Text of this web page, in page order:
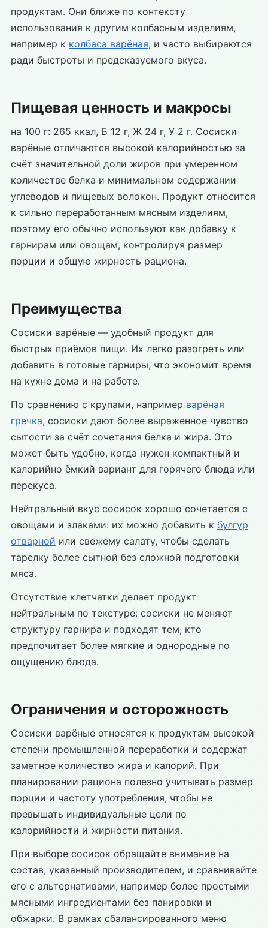
продуктам. Они ближе по контексту
использования к другим колбасным изделиям,
например к колбаса варёная, и часто выбираются
ради быстроты и предсказуемого вкуса.
Пищевая ценность и макросы
на 100 г: 265 ккал, Б 12 г, Ж 24 г, У 2 г. Сосиски
варёные отличаются высокой калорийностью за
счёт значительной доли жиров при умеренном
количестве белка и минимальном содержании
углеводов и пищевых волокон. Продукт относится
к сильно переработанным мясным изделиям,
поэтому его обычно используют как добавку к
гарнирам или овощам, контролируя размер
порции и общую жирность рациона.
Преимущества
Сосиски варёные — удобный продукт для
быстрых приёмов пищи. Их легко разогреть или
добавить в готовые гарниры, что экономит время
на кухне дома и на работе.
По сравнению с крупами, например варёная
гречка, сосиски дают более выраженное чувство
сытости за счёт сочетания белка и жира. Это
может быть удобно, когда нужен компактный и
калорийно ёмкий вариант для горячего блюда или
перекуса.
Нейтральный вкус сосисок хорошо сочетается с
овощами и злаками: их можно добавить к булгур
отварной или свежему салату, чтобы сделать
тарелку более сытной без сложной подготовки
мяса.
Отсутствие клетчатки делает продукт
нейтральным по текстуре: сосиски не меняют
структуру гарнира и подходят тем, кто
предпочитает более мягкие и однородные по
ощущению блюда.
Ограничения и осторожность
Сосиски варёные относятся к продуктам высокой
степени промышленной переработки и содержат
заметное количество жира и калорий. При
планировании рациона полезно учитывать размер
порции и частоту употребления, чтобы не
превышать индивидуальные цели по
калорийности и жирности питания.
При выборе сосисок обращайте внимание на
состав, указанный производителем, и сравнивайте
его с альтернативами, например более простыми
мясными ингредиентами без панировки и
обжарки. В рамках сбалансированного меню